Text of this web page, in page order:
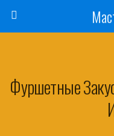
Фуршетные